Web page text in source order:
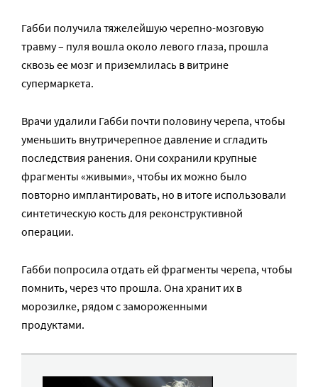
Габби получила тяжелейшую черепно-мозговую
травму – пуля вошла около левого глаза, прошла
сквозь ее мозг и приземлилась в витрине
супермаркета.
Врачи удалили Габби почти половину черепа, чтобы
уменьшить внутричерепное давление и сгладить
последствия ранения. Они сохранили крупные
фрагменты «живыми», чтобы их можно было
повторно имплантировать, но в итоге использовали
синтетическую кость для реконструктивной
операции.
Габби попросила отдать ей фрагменты черепа, чтобы
помнить, через что прошла. Она хранит их в
морозилке, рядом с замороженными
продуктами.